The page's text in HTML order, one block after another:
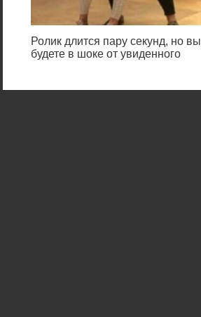
Ролик длится пару секунд, но вы
будете в шоке от увиденного